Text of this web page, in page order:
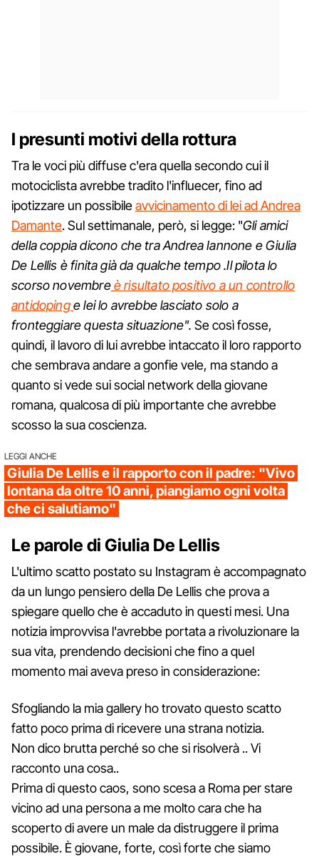
I presunti motivi della rottura
Tra le voci più diffuse c'era quella secondo cui il
motociclista avrebbe tradito l'influecer, fino ad
ipotizzare un possibileavvicinamento di lei ad Andrea
Damante. Sul settimanale, però, si legge: "Gli amici
della coppia dicono che tra Andrea Iannone e Giulia
De Lellis è finita già da qualche tempo .Il pilota lo
scorso novembreè risultato positivo a un controllo
antidopinge lei lo avrebbe lasciato solo a
fronteggiare questa situazione". Se così fosse,
quindi, il lavoro di lui avrebbe intaccato il loro rapporto
che sembrava andare a gonfie vele, ma stando a
quanto si vede sui social network della giovane
romana, qualcosa di più importante che avrebbe
scosso la sua coscienza.
LEGGI ANCHE
Giulia De Lellis e il rapporto con il padre: "Vivo
lontana da oltre 10 anni, piangiamo ogni volta
che ci salutiamo"
Le parole di Giulia De Lellis
L'ultimo scatto postato su Instagram è accompagnato
da un lungo pensiero della De Lellis che prova a
spiegare quello che è accaduto in questi mesi. Una
notizia improvvisa l'avrebbe portata a rivoluzionare la
sua vita, prendendo decisioni che fino a quel
momento mai aveva preso in considerazione:
Sfogliando la mia gallery ho trovato questo scatto
fatto poco prima di ricevere una strana notizia.
Non dico brutta perché so che si risolverà .. Vi
racconto una cosa..
Prima di questo caos, sono scesa a Roma per stare
vicino ad una persona a me molto cara che ha
scoperto di avere un male da distruggere il prima
possibile. È giovane, forte, così forte che siamo